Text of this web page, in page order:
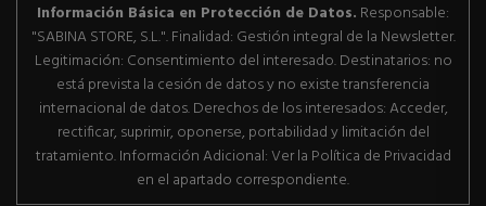
Información Básica en Protección de Datos. Responsable:
"SABINA STORE, S.L.". Finalidad: Gestión integral de la Newsletter.
Legitimación: Consentimiento del interesado. Destinatarios: no
está prevista la cesión de datos y no existe transferencia
internacional de datos. Derechos de los interesados: Acceder,
rectificar, suprimir, oponerse, portabilidad y limitación del
tratamiento. Información Adicional: Ver la Política de Privacidad
en el apartado correspondiente.